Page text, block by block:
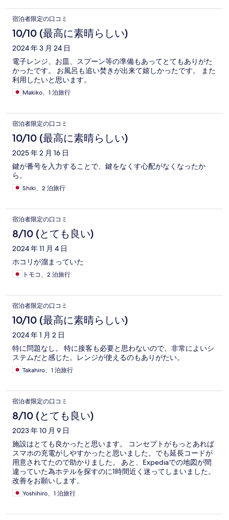
宿泊者限定の口コミ
10/10 (最高に素晴らしい)
2024 年 3 月 24 日
電子レンジ、お皿、スプーン等の準備もあってとてもありがた
かったです。 お風呂も追い焚きが出来て嬉しかったです。 また
利用したいと思います。
Makiko、1 泊旅行
宿泊者限定の口コミ
10/10 (最高に素晴らしい)
2025 年 2 月 16 日
鍵が番号を入力することで、鍵をなくす心配がなくなったか
ら。
Shiki、2 泊旅行
宿泊者限定の口コミ
8/10 (とても良い)
2024 年 11 月 4 日
ホコリが溜まっていた
トモコ、2 泊旅行
宿泊者限定の口コミ
10/10 (最高に素晴らしい)
2024 年 1 月 2 日
特に問題なし。 特に接客も必要と思わないので、非常によいシ
ステムだと感じた。レンジが使えるのもありがたい。
Takahiro、1 泊旅行
宿泊者限定の口コミ
8/10 (とても良い)
2023 年 10 月 9 日
施設はとても良かったと思います。 コンセプトがもっとあれば
スマホの充電がしやすかったと思いました。でも延長コードが
用意されてたので助かりました。 あと、Expediaでの地図が間
違っていた為ホテルを探すのに1時間近く迷ってしまいました。
改善をお願いします。
Yoshihiro、1 泊旅行